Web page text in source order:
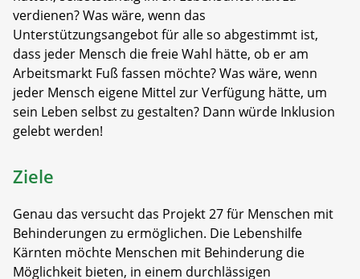
verdienen? Was wäre, wenn das
Unterstützungsangebot für alle so abgestimmt ist,
dass jeder Mensch die freie Wahl hätte, ob er am
Arbeitsmarkt Fuß fassen möchte? Was wäre, wenn
jeder Mensch eigene Mittel zur Verfügung hätte, um
sein Leben selbst zu gestalten? Dann würde Inklusion
gelebt werden!
Ziele
Genau das versucht das Projekt 27 für Menschen mit
Behinderungen zu ermöglichen. Die Lebenshilfe
Kärnten möchte Menschen mit Behinderung die
Möglichkeit bieten, in einem durchlässigen